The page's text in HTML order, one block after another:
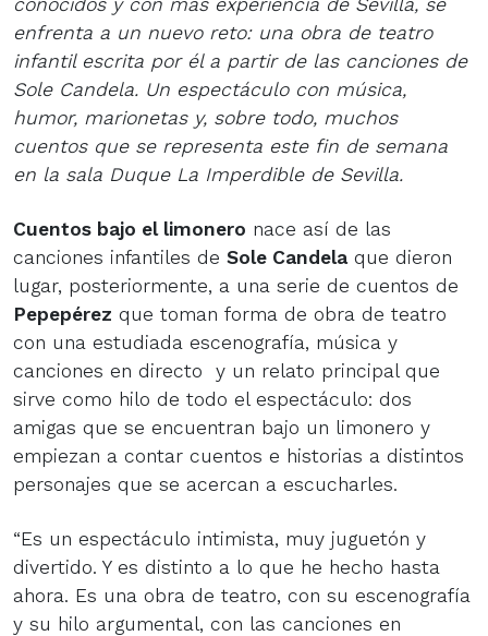
enfrenta a un nuevo reto: una obra de teatro
infantil escrita por él a partir de las canciones de
Sole Candela. Un espectáculo con música,
humor, marionetas y, sobre todo, muchos
cuentos que se representa este fin de semana
en la sala Duque La Imperdible de Sevilla.
Cuentos bajo el limonero nace así de las
canciones infantiles de Sole Candelaque dieron
lugar, posteriormente, a una serie de cuentos de
Pepepérez que toman forma de obra de teatro
con una estudiada escenografía, música y
canciones en directo y un relato principal que
sirve como hilo de todo el espectáculo: dos
amigas que se encuentran bajo un limonero y
empiezan a contar cuentos e historias a distintos
personajes que se acercan a escucharles.
“Es un espectáculo intimista, muy juguetón y
divertido. Y es distinto a lo que he hecho hasta
ahora. Es una obra de teatro, con su escenografía
y su hilo argumental, con las canciones en